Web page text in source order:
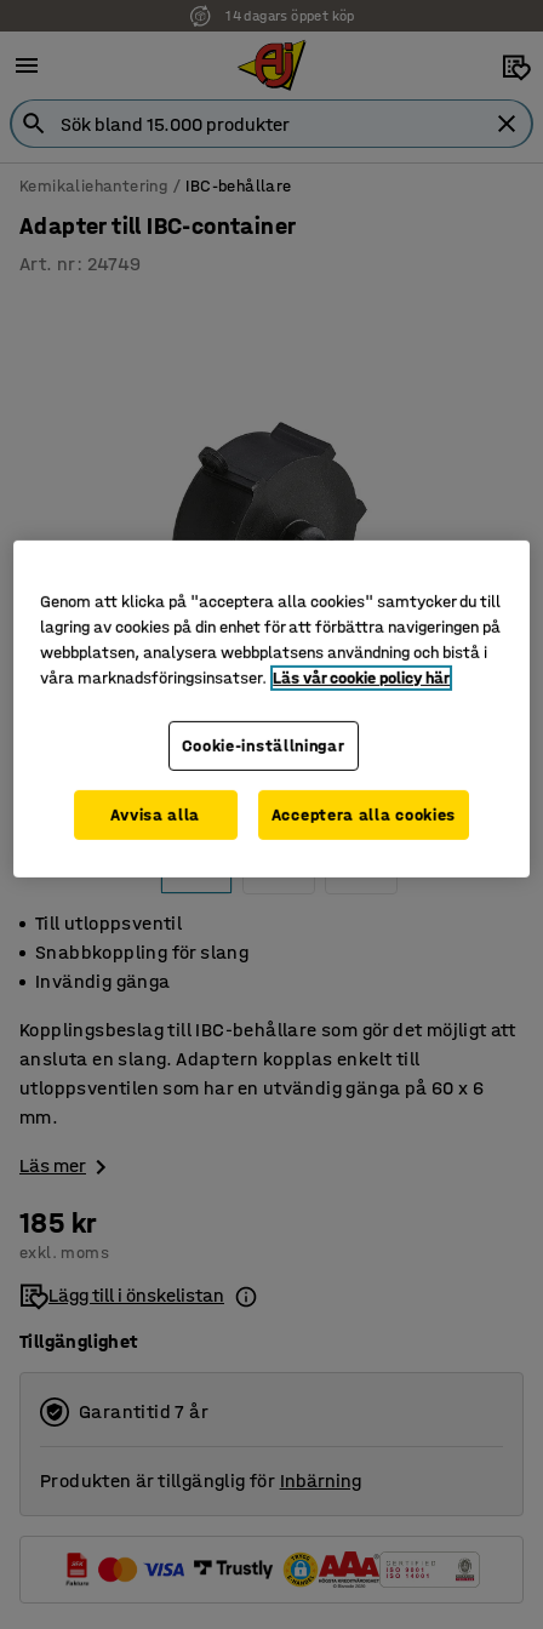
14 dagars öppet köp
Kemikaliehantering IBC-behållare
Adapter till IBC-container
Art. nr: 24749
Till utloppsventil
Snabbkoppling för slang
Invändig gänga
Kopplingsbeslag till IBC-behållare som gör det möjligt att
ansluta en slang. Adaptern kopplas enkelt till
utloppsventilen som har en utvändig gänga på 60 x 6
mm.
Läs mer
185 kr
exkl. moms
Lägg till i önskelistan
Tillgänglighet
Garantitid 7 år
Produkten är tillgänglig för Inbärning
Genom att klicka på "acceptera alla cookies" samtycker du till
lagring av cookies på din enhet för att förbättra navigeringen på
webbplatsen, analysera webbplatsens användning och bistå i
våra marknadsföringsinsatser. Läs vår cookie policy här
Cookie-inställningar
Avvisa alla Acceptera alla cookies